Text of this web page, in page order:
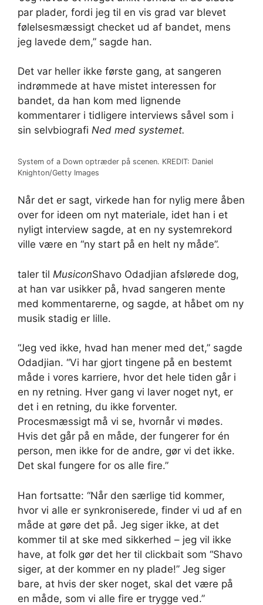
par plader, fordi jeg til en vis grad var blevet
følelsesmæssigt checket ud af bandet, mens
jeg lavede dem,” sagde han.
Det var heller ikke første gang, at sangeren
indrømmede at have mistet interessen for
bandet, da han kom med lignende
kommentarer i tidligere interviews såvel som i
sin selvbiografi Ned med systemet.
System of a Down optræder på scenen. KREDIT: Daniel
Knighton/Getty Images
Når det er sagt, virkede han for nylig mere åben
over for ideen om nyt materiale, idet han i et
nyligt interview sagde, at en ny systemrekord
ville være en “ny start på en helt ny måde”.
taler til MusiconShavo Odadjian afslørede dog,
at han var usikker på, hvad sangeren mente
med kommentarerne, og sagde, at håbet om ny
musik stadig er lille.
“Jeg ved ikke, hvad han mener med det,” sagde
Odadjian. “Vi har gjort tingene på en bestemt
måde i vores karriere, hvor det hele tiden går i
en ny retning. Hver gang vi laver noget nyt, er
det i en retning, du ikke forventer.
Procesmæssigt må vi se, hvornår vi mødes.
Hvis det går på en måde, der fungerer for én
person, men ikke for de andre, gør vi det ikke.
Det skal fungere for os alle fire.”
Han fortsatte: “Når den særlige tid kommer,
hvor vi alle er synkroniserede, finder vi ud af en
måde at gøre det på. Jeg siger ikke, at det
kommer til at ske med sikkerhed – jeg vil ikke
have, at folk gør det her til clickbait som “Shavo
siger, at der kommer en ny plade!” Jeg siger
bare, at hvis der sker noget, skal det være på
en måde, som vi alle fire er trygge ved.”